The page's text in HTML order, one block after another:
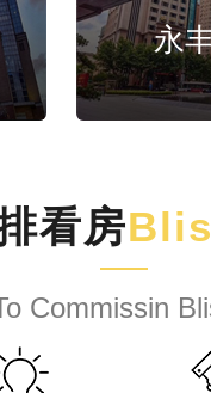
永
看房
Commissin